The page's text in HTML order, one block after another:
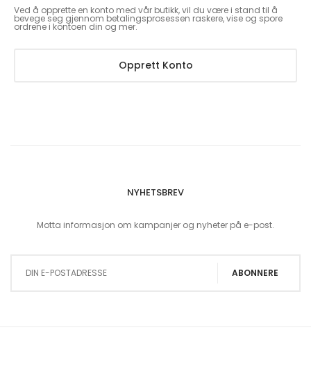
Ved å opprette en konto med vår butikk, vil du være i stand til å
bevege seg gjennom betalingsprosessen raskere, vise og spore
ordrene i kontoen din og mer.
Opprett Konto
NYHETSBREV
Motta informasjon om kampanjer og nyheter på e-post.
ABONNERE